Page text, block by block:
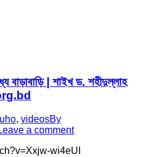
বাড়াবাড়ি | শাইখ ড. শহীদুল্লাহ
, videosBy
a comment
wi4eUI